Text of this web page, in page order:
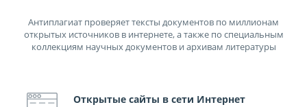
Антиплагиат проверяет тексты документов по миллионам
открытых источников в интернете, а также по специальным
коллекциям научных документов и архивам литературы
Открытые сайты в сети Интернет